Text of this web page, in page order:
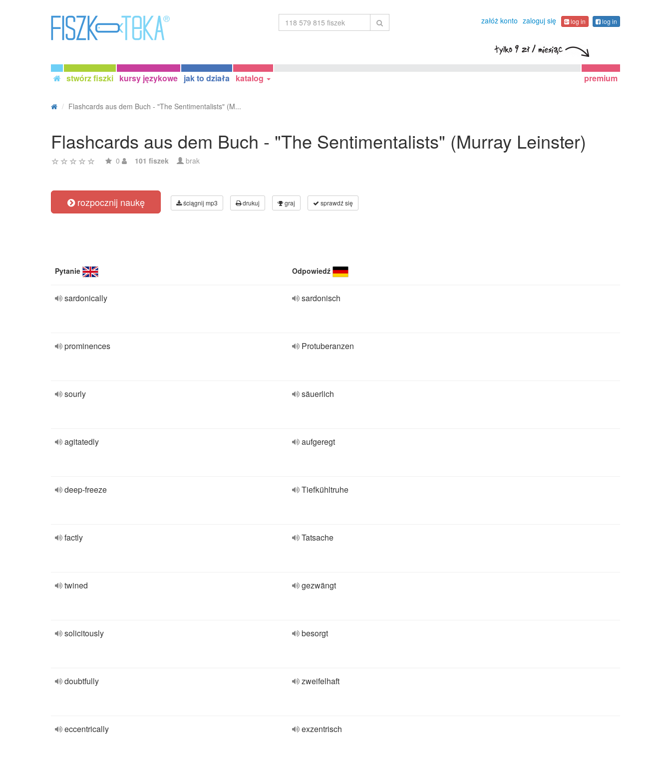
załóż konto zaloguj się log in log in
stwórz fiszki kursy językowe jak to działa katalog premium
Flashcards aus dem Buch - "The Sentimentalists" (M...
Flashcards aus dem Buch - "The Sentimentalists" (Murray Leinster)
0 101 fiszek brak
rozpocznij naukę ściągnij mp3 drukuj graj sprawdź się
Pytanie Odpowiedź
sardonically sardonisch
prominences Protuberanzen
sourly säuerlich
agitatedly aufgeregt
deep-freeze Tiefkühltruhe
factly Tatsache
twined gezwängt
solicitously besorgt
doubtfully zweifelhaft
eccentrically exzentrisch